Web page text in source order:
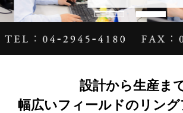
設計から生産ま
幅広いフィールドのリン